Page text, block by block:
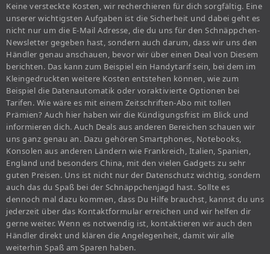
Keine versteckte Kosten, wir recherchieren für dich sorgfältig. Eine
unserer wichtigsten Aufgaben ist die Sicherheit und dabei geht es
nicht nur um die E-Mail Adresse, die du uns für den Schnäppchen-
Newsletter gegeben hast, sondern auch darum, dass wir uns den
Händler genau anschauen, bevor wir über einen Deal von Diesem
berichten. Das kann zum Beispiel ein Handytarif sein, bei dem im
Kleingedruckten weitere Kosten entstehen können, wie zum
Beispiel die Datenautomatik oder voraktivierte Optionen bei
Tarifen. Wie wäre es mit einem Zeitschriften-Abo mit tollen
Prämien? Auch hier haben wir die Kündigungsfrist im Blick und
informieren dich. Auch Deals aus anderen Bereichen schauen wir
uns ganz genau an. Dazu gehören Smartphones, Notebooks,
Konsolen aus anderen Ländern wie Frankreich, Italien, Spanien,
England und besonders China, mit den vielen Gadgets zu sehr
guten Preisen. Uns ist nicht nur der Datenschutz wichtig, sondern
auch das du Spaß bei der Schnäppchenjagd hast. Sollte es
dennoch mal dazu kommen, dass Du Hilfe brauchst, kannst du uns
jederzeit über das Kontaktformular erreichen und wir helfen dir
gerne weiter. Wenn es notwendig ist, kontaktieren wir auch den
Händler direkt und klären die Angelegenheit, damit wir alle
weiterhin Spaß am Sparen haben.